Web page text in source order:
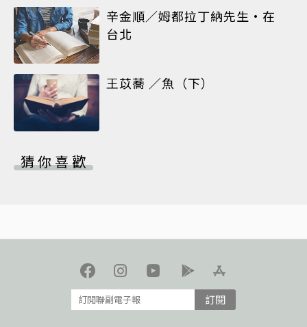
辛金順／姆都拉丁納先生•在
台北
王苡蕎 ／魚（下）
猜你喜歡
訂閱